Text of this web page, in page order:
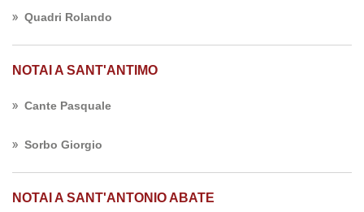
Quadri Rolando
NOTAI A SANT'ANTIMO
Cante Pasquale
Sorbo Giorgio
NOTAI A SANT'ANTONIO ABATE